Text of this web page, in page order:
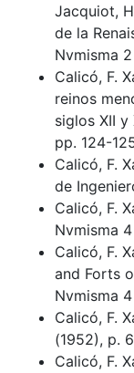
Jacquiot,
de la
Nvmisma
Calicó, F.
reinos
siglos XII y
pp. 124-
Calicó, F.
de
Calicó, F.
Nvmisma
Calicó, F.
and Forts
Nvmisma
Calicó, F.
(1952), p.
Calicó, F.